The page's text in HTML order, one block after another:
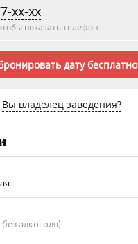
xx-xx
показать телефон
дату бесплатно
Вы владелец заведения?
алкоголя)